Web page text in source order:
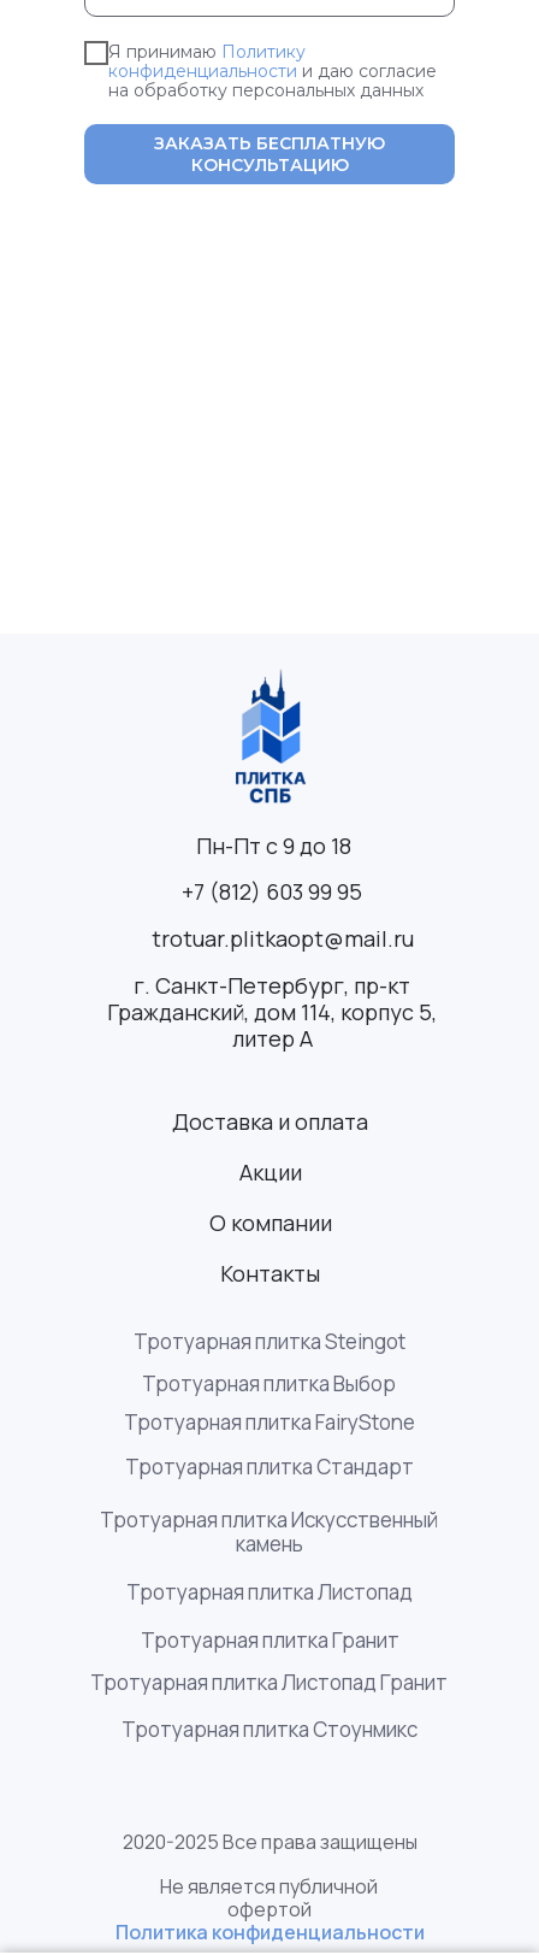
Я принимаю Политику
конфиденциальности и даю согласие
на обработку персональных данных
ЗАКАЗАТЬ БЕСПЛАТНУЮ
КОНСУЛЬТАЦИЮ
Доставка и оплата
Контакты
Политика конфиденциальности
Акции
О компании
2020-2025 Все права защищены
+7 (812) 603 99 95
trotuar.plitkaopt@mail.ru
Не является публичной
офертой
г. Санкт-Петербург, пр-кт
Гражданский, дом 114, корпус 5,
литер А
Пн-Пт с 9 до 18
Тротуарная плитка Steingot
Тротуарная плитка FairyStone
Тротуарная плитка Выбор
Тротуарная плитка Стандарт
Тротуарная плитка Искусственный
камень
Тротуарная плитка Листопад
Тротуарная плитка Гранит
Тротуарная плитка Листопад Гранит
Тротуарная плитка Стоунмикс